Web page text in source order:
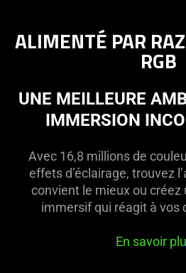
ALIMENTÉ PAR
RGB
UNE MEILLEURE
IMMERSION
Avec 16,8 millions de
effets d’éclairage, trouvez
convient le mieux ou
immersif qui réagit à vos
En savoir